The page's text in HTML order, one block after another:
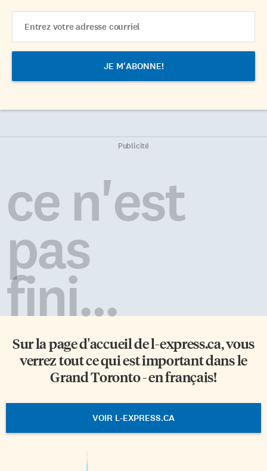
Address
Publicité
ce n'est
pas
fini...
Sur la page d'accueil del-express.ca, vous
verrez tout ce qui est important dans le
Grand Toronto - en français!
VOIR L-EXPRESS.CA